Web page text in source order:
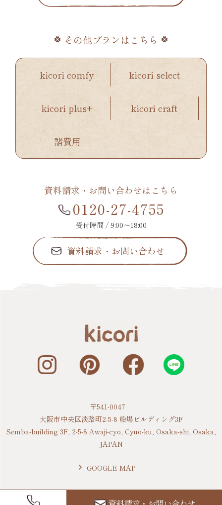
その他プランはこちら
kicori comfy kicori select
kicori plus+ kicori craft
諸費用
資料請求・お問い合わせはこちら
0120-27-4755
受付時間 / 9:00〜18:00
資料請求・お問い合わせ
〒541-0047
大阪市中央区淡路町2-5-8 船場ビルディング3F
Semba-building 3F, 2-5-8 Awaji-cyo, Cyuo-ku, Osaka-shi, Osaka,
JAPAN
GOOGLE MAP